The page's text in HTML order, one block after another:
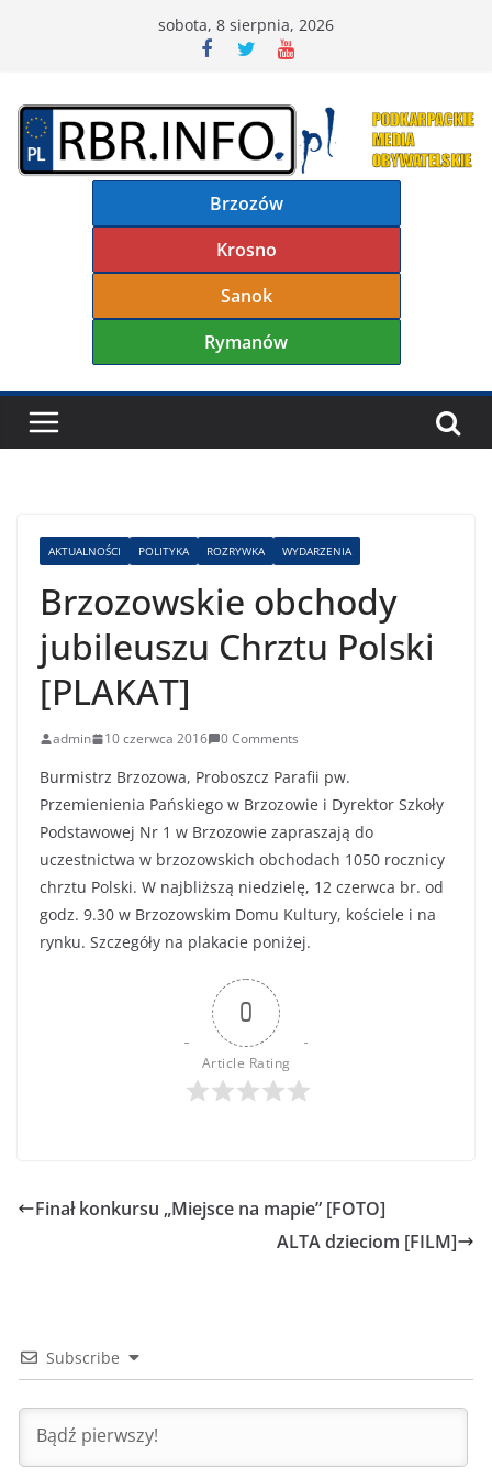
sobota, 8 sierpnia, 2026
Brzozów
Krosno
Sanok
Rymanów
AKTUALNOŚCI POLITYKA ROZRYWKA WYDARZENIA
Brzozowskie obchody
jubileuszu Chrztu Polski
[PLAKAT]
admin 10 czerwca 2016 0 Comments
Burmistrz Brzozowa, Proboszcz Parafii pw.
Przemienienia Pańskiego w Brzozowie i Dyrektor Szkoły
Podstawowej Nr 1 w Brzozowie zapraszają do
uczestnictwa w brzozowskich obchodach 1050 rocznicy
chrztu Polski. W najbliższą niedzielę, 12 czerwca br. od
godz. 9.30 w Brzozowskim Domu Kultury, kościele i na
rynku. Szczegóły na plakacie poniżej.
0
Article Rating
Finał konkursu „Miejsce na mapie” [FOTO]
ALTA dzieciom [FILM]
Subscribe